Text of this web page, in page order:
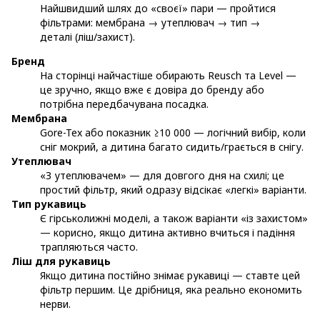
Найшвидший шлях до «своєї» пари — пройтися
фільтрами: мембрана → утеплювач → тип →
деталі (ліш/захист).
Бренд
На сторінці найчастіше обирають Reusch та Level —
це зручно, якщо вже є довіра до бренду або
потрібна передбачувана посадка.
Мембрана
Gore-Tex або показник ≥10 000 — логічний вибір, коли
сніг мокрий, а дитина багато сидить/грається в снігу.
Утеплювач
«З утеплювачем» — для довгого дня на схилі; це
простий фільтр, який одразу відсікає «легкі» варіанти.
Тип рукавиць
Є гірськолижні моделі, а також варіанти «із захистом»
— корисно, якщо дитина активно вчиться і падіння
трапляються часто.
Ліш для рукавиць
Якщо дитина постійно знімає рукавиці — ставте цей
фільтр першим. Це дрібниця, яка реально економить
нерви.